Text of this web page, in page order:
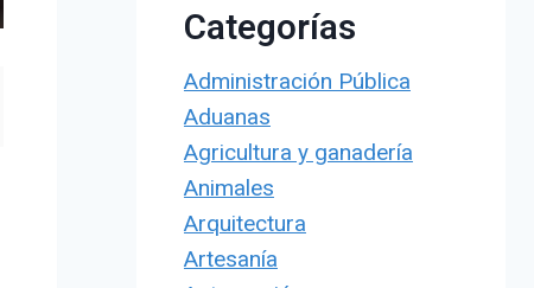
Categorías
Administración Pública
Aduanas
Agricultura y ganadería
Animales
Arquitectura
Artesanía